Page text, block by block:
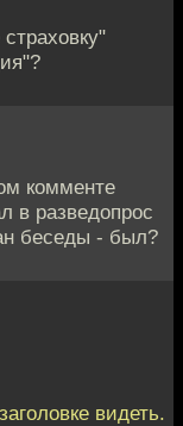
комменте
в разведопрос
беседы - был?
видеть.